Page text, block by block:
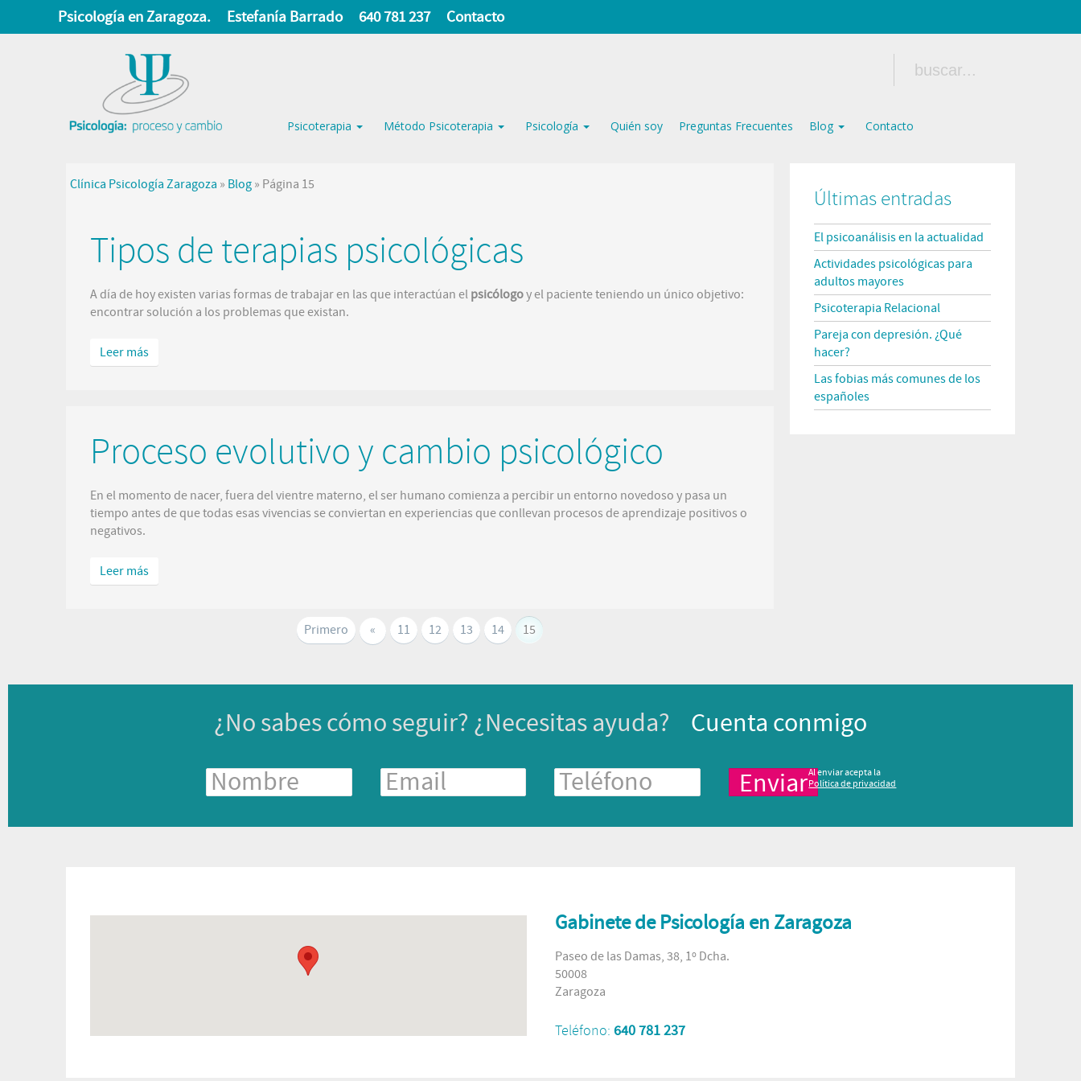
Psicología en Zaragoza. Estefanía Barrado 640 781 237 Contacto
Psicoterapia Método Psicoterapia Psicología Quién soy Preguntas Frecuentes Blog Contacto
Clínica Psicología Zaragoza » Blog » Página 15
Tipos de terapias psicológicas
A día de hoy existen varias formas de trabajar en las que interactúan el psicólogoy el paciente teniendo un único objetivo:
encontrar solución a los problemas que existan.
Leer más
Proceso evolutivo y cambio psicológico
En el momento de nacer, fuera del vientre materno, el ser humano comienza a percibir un entorno novedoso y pasa un
tiempo antes de que todas esas vivencias se conviertan en experiencias que conllevan procesos de aprendizaje positivos o
negativos.
Leer más
Primero « 11 12 13 14 15
Últimas entradas
El psicoanálisis en la actualidad
Actividades psicológicas para
adultos mayores
Psicoterapia Relacional
Pareja con depresión. ¿Qué
hacer?
Las fobias más comunes de los
españoles
¿No sabes cómo seguir? ¿Necesitas ayuda? Cuenta conmigo
Al enviar acepta la
Política de privacidad
Gabinete de Psicología en Zaragoza
Paseo de las Damas, 38, 1º Dcha.
50008
Zaragoza
Teléfono: 640 781 237